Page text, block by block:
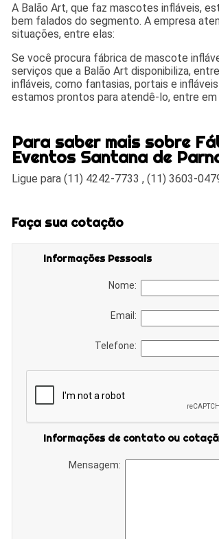
A Balão Art, que faz mascotes infláveis,
bem falados do segmento. A empresa
situações, entre elas:
Se você procura fábrica de mascote
serviços que a Balão Art disponibiliza,
infláveis, como fantasias, portais e
estamos prontos para atendê-lo, entre
Para saber mais sobre
Eventos Santana de
Ligue para (11) 4242-7733 , (11) 3603-
Faça sua cotação
Informações Pessoais
Nome:
Email:
Telefone:
Informações de contato ou
Mensagem: